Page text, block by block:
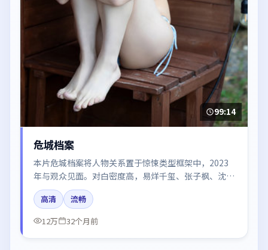
99:14
危城档案
本片危城档案将人物关系置于惊悚类型框架中，2023
年与观众见面。对白密度高，易烊千玺、张子枫、沈
腾、梁朝伟的台词节奏值得关注；整体气质偏泰国都市
与冷色调摄影。
高清
流畅
12万
32个月前